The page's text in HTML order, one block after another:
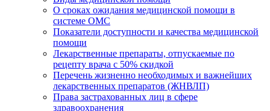
О сроках ожидания медицинской помощи в
системе ОМС
Показатели доступности и качества медицинской
помощи
Лекарственные препараты, отпускаемые по
рецепту врача с 50% скидкой
Перечень жизненно необходимых и важнейших
лекарственных препаратов (ЖНВЛП)
Права застрахованных лиц в сфере
здравоохранения